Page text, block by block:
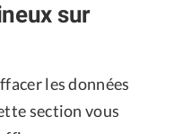
sur
les données
section vous